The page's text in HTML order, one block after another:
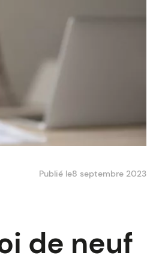
Publié le8 septembre 2023
de neuf